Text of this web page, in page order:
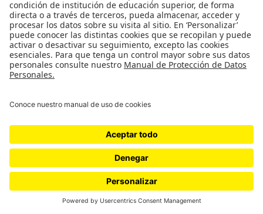
La sopa está deliciosa El muestreo 7 de noviembre al 29
deliciosa es el título que da origen…